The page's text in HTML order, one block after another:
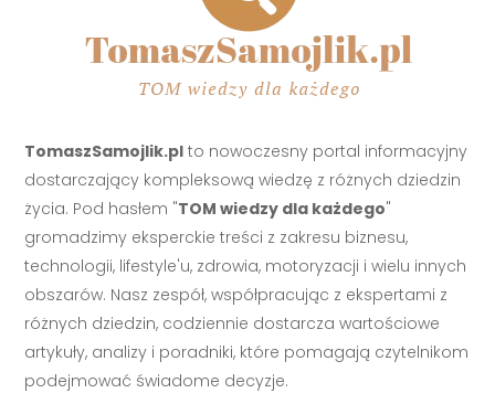
TomaszSamojlik.pl to nowoczesny portal informacyjny
dostarczający kompleksową wiedzę z różnych dziedzin
życia. Pod hasłem "TOM wiedzy dla każdego"
gromadzimy eksperckie treści z zakresu biznesu,
technologii, lifestyle'u, zdrowia, motoryzacji i wielu innych
obszarów. Nasz zespół, współpracując z ekspertami z
różnych dziedzin, codziennie dostarcza wartościowe
artykuły, analizy i poradniki, które pomagają czytelnikom
podejmować świadome decyzje.